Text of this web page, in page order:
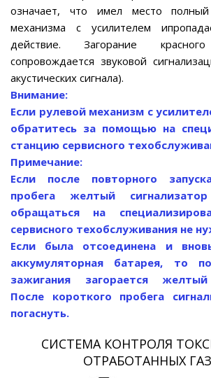
означает, что имел место полный
механизма с усилителем
действие. Загорание красного
сопровождается звуковой
акустических сигнала).
Внимание:
Если рулевой механизм с
обратитесь за помощью на
станцию сервисного
Примечание:
Если после повторного
пробега желтый
обращаться на
сервисного техобслуживания не
Если была отсоединена и
аккумуляторная батарея, то
зажигания загорается желтый
После короткого пробега
погаснуть.
СИСТЕМА КОНТРОЛЯ
ОТРАБОТАННЫХ